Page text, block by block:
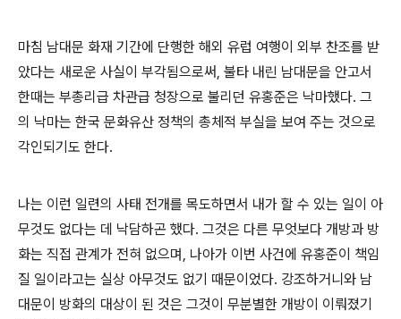
마침 남대문 화재 기간에 단행한 해외 유럽 여행이 외부 찬조를 받
았다는 새로운 사실이 부각됨으로써, 불타 내린 남대문을 안고서
한때는 부총리급 차관급 청장으로 불리던 유홍준은 낙마했다. 그
의 낙마는 한국 문화유산 정책의 총체적 부실을 보여 주는 것으로
각인되기도 한다.
나는 이런 일련의 사태 전개를 목도하면서 내가 할 수 있는 일이 아
무것도 없다는 데 낙담하곤 했다. 그것은 다른 무엇보다 개방과 방
화는 직접 관계가 전혀 없으며, 나아가 이번 사건에 유홍준이 책임
질 일이라고는 실상 아무것도 없기 때문이었다. 강조하거니와 남
대문이 방화의 대상이 된 것은 그것이 무분별한 개방이 이뤄졌기